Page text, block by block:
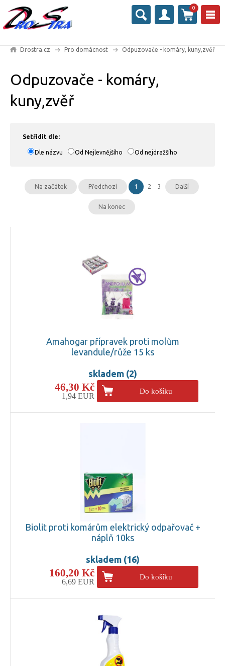
0
Drostra.cz Pro domácnost Odpuzovače - komáry, kuny,zvěř
Odpuzovače - komáry,
kuny,zvěř
Setřídit dle:
Dle názvu Od Nejlevnějšího Od nejdražšího
Na začátek Předchozí 1 2 3 Další
Na konec
Amahogar přípravek proti molům
levandule/růže 15 ks
skladem (2)
46,30 Kč
1,94 EUR
Do košíku
Biolit proti komárům elektrický odpařovač +
náplň 10ks
skladem (16)
160,20 Kč
6,69 EUR
Do košíku